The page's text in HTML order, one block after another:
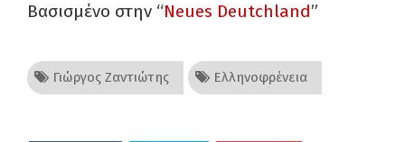
Βασισμένο στην “Neues Deutchland”
Γιώργος Ζαντιώτης Ελληνοφρένεια